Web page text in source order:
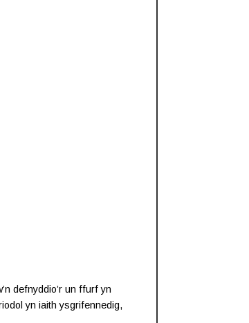
defnyddio’r un ffurf yn
yn iaith ysgrifennedig,